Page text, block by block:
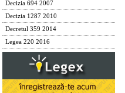
Decizia 694 2007
Decizia 1287 2010
Decretul 359 2014
Legea 220 2016